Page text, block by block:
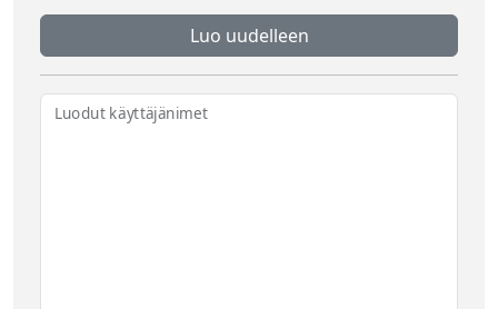
Luo uudelleen
Luodut käyttäjänimet